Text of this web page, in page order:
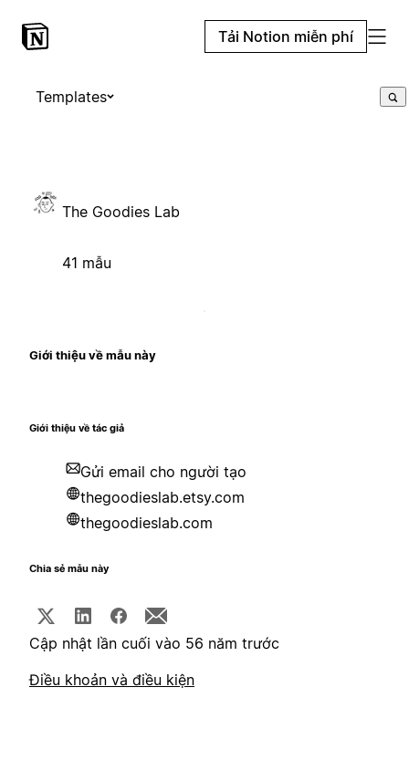
Tải Notion miễn phí
Templates
The Goodies Lab
41 mẫu
Giới thiệu về mẫu này
Giới thiệu về tác giả
Gửi email cho người tạo
thegoodieslab.etsy.com
thegoodieslab.com
Chia sẻ mẫu này
Cập nhật lần cuối vào 56 năm trước
Điều khoản và điều kiện